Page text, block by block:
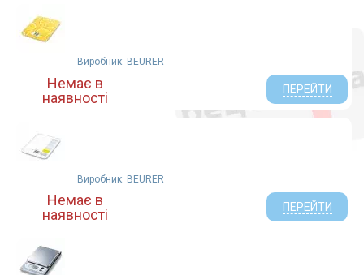
Виробник: BEURER
Немає в
наявності
ПЕРЕЙТИ
Виробник: BEURER
Немає в
наявності
ПЕРЕЙТИ